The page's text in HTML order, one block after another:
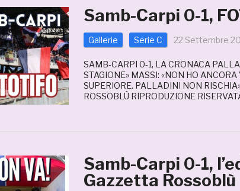
Samb-Carpi 0-1,
Gallerie Serie C 22 Settembre
SAMB-CARPI 0-1, LA CRONACA
STAGIONE» MASSI: «NON HO
SUPERIORE. PALLADINI NON
ROSSOBLÙ RIPRODUZIONE
Samb-Carpi 0-1,
Gazzetta Rossoblù